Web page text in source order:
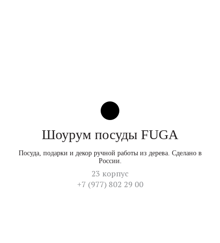
Шоурум посуды FUGA
Посуда, подарки и декор ручной работы из дерева. Сделано в
России.
23 корпус
+7 (977) 802 29 00